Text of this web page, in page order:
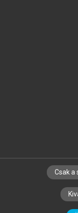
SZERZŐKNEK
Csak a